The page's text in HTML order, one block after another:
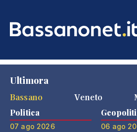
Ultimora
Bassano
Veneto
Politica
07 ago 2026 06 ago